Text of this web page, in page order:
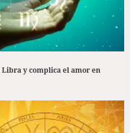
y complica el amor en